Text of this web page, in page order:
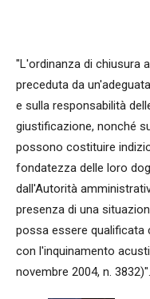
"L'ordinanza di chiusura
preceduta da
e sulla responsabilità
giustificazione, nonché
possono costituire
fondatezza delle loro
dall'Autorità
presenza di una
possa essere qualificata
con l'inquinamento
novembre 2004, n. 3832)".